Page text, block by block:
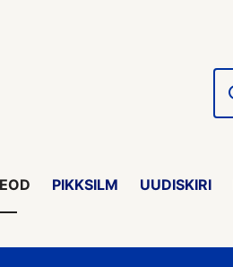
Otsi
PIKKSILM UUDISKIRI